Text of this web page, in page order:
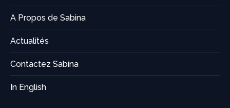
A Propos de Sabina
Actualités
Contactez Sabina
In English